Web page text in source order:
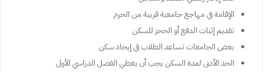
الإقامة في مهاجع جامعية قريبة من الحرم
تقديم إثبات الدفع أو الحجز للسكن
بعض الجامعات تساعد الطلاب في إيجاد سكن
الحد الأدنى لمدة السكن يجب أن يغطي الفصل الدراسي الأول